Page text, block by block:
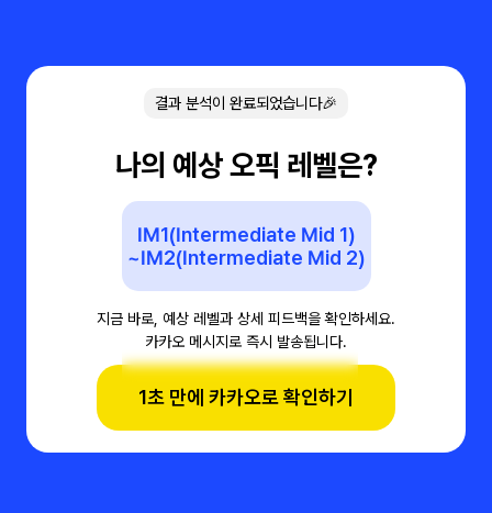
결과 분석이 완료되었습니다🎉
나의 예상 오픽 레벨은?
IM1(Intermediate Mid 1)
~IM2(Intermediate Mid 2)
지금 바로, 예상 레벨과 상세 피드백을 확인하세요.
카카오 메시지로 즉시 발송됩니다.
1초 만에 카카오로 확인하기